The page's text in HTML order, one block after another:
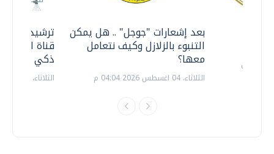
ترشيدا
قناة
ذكي
الثلاثاء، 14 يوليو 2026 06:11 م
بعد إشعارات "جوجل" .. هل يمكن
التنبوء بالزلازل وكيف نتعامل
معها؟
الثلاثاء، 04 اغسطس 2026 04:04 م